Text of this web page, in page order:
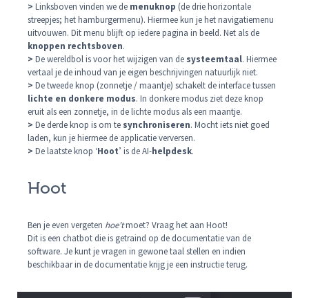
> Linksboven vinden we de menuknop (de drie horizontale
streepjes; het hamburgermenu). Hiermee kun je het navigatiemenu
uitvouwen. Dit menu blijft op iedere pagina in beeld. Net als de
knoppen rechtsboven.
> De wereldbol is voor het wijzigen van de systeemtaal. Hiermee
vertaal je de inhoud van je eigen beschrijvingen natuurlijk niet.
> De tweede knop (zonnetje / maantje) schakelt de interface tussen
lichte en donkere modus. In donkere modus ziet deze knop
eruit als een zonnetje, in de lichte modus als een maantje.
> De derde knop is om te synchroniseren. Mocht iets niet goed
laden, kun je hiermee de applicatie verversen.
> De laatste knop ‘Hoot’ is de AI-helpdesk.
Hoot
Ben je even vergeten hoe’tmoet? Vraag het aan Hoot!
Dit is een chatbot die is getraind op de documentatie van de
software. Je kunt je vragen in gewone taal stellen en indien
beschikbaar in de documentatie krijg je een instructie terug.